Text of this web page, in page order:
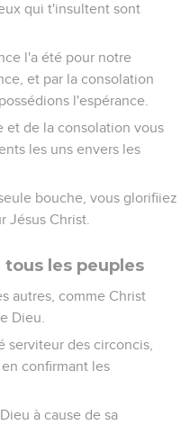
qui t'insultent sont
l'a été pour notre
et par la consolation
l'espérance.
et de la consolation vous
les uns envers les
bouche, vous glorifiiez
Jésus Christ.
tous les peuples
autres, comme Christ
Dieu.
serviteur des circoncis,
confirmant les
à cause de sa